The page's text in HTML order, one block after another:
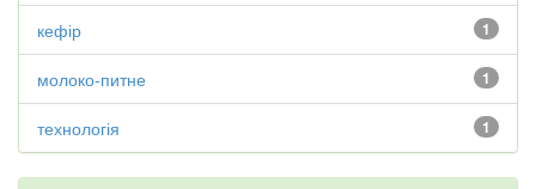
1
кефір
1
молоко-питне
1
технологія